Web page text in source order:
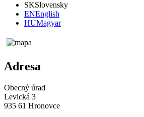
SKSlovensky
ENEnglish
HUMagyar
Adresa
Obecný úrad
Levická 3
935 61 Hronovce